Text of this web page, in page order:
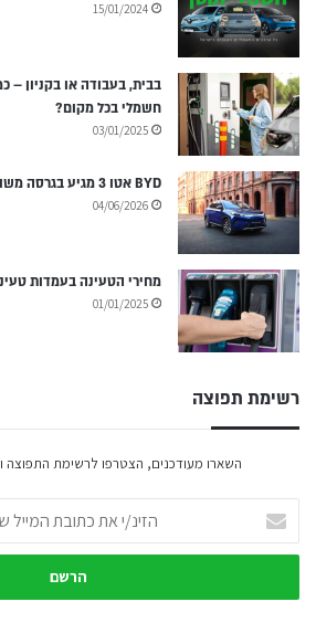
15/01/2024
בבית, בעבודה או בקניון –
חשמלי בכל מקום?
03/01/2025
BYD אטו 3 מגיע בגרסה משודרגת ובמחיר משתלם
04/06/2026
מחירי הטעינה בעמדות
01/01/2025
רשימת תפוצה
השארו מעודכנים, הצטרפו לרשימת התפוצה
את
כתובת
שלך